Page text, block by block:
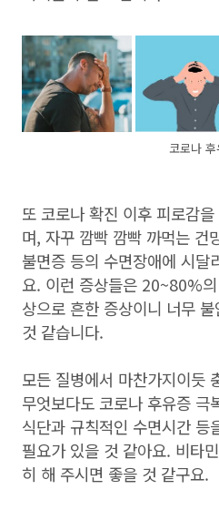
코로나 후
또 코로나 확진 이후 피로감
며, 자꾸 깜빡 깜빡 까먹는 건
불면증 등의 수면장애에 시달
요. 이런 증상들은 20~80%
상으로 흔한 증상이니 너무
것 같습니다.
모든 질병에서 마찬가지이듯
무엇보다도 코로나 후유증 극
식단과 규칙적인 수면시간 등
필요가 있을 것 같아요. 비타
히 해 주시면 좋을 것 같구요.